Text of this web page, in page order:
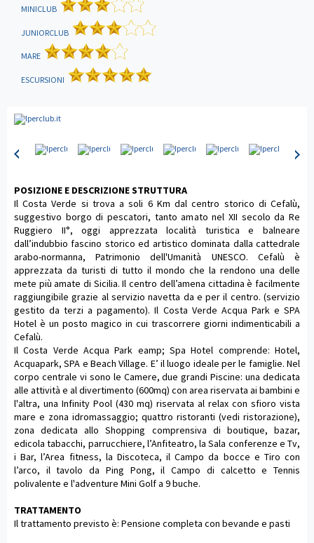
MINICLUB
JUNIORCLUB
MARE
ESCURSIONI
POSIZIONE E DESCRIZIONE STRUTTURA
Il Costa Verde si trova a soli 6 Km dal centro storico di Cefalù,
suggestivo borgo di pescatori, tanto amato nel XII secolo da Re
Ruggiero II°, oggi apprezzata località turistica e balneare
dall’indubbio fascino storico ed artistico dominata dalla cattedrale
arabo-normanna, Patrimonio dell'Umanità UNESCO. Cefalù è
apprezzata da turisti di tutto il mondo che la rendono una delle
mete più amate di Sicilia. Il centro dell’amena cittadina è facilmente
raggiungibile grazie al servizio navetta da e per il centro. (servizio
gestito da terzi a pagamento). Il Costa Verde Acqua Park e SPA
Hotel è un posto magico in cui trascorrere giorni indimenticabili a
Cefalù.
Il Costa Verde Acqua Park eamp; Spa Hotel comprende: Hotel,
Acquapark, SPA e Beach Village. E’ il luogo ideale per le famiglie. Nel
corpo centrale vi sono le Camere, due grandi Piscine: una dedicata
alle attività e al divertimento (600mq) con area riservata ai bambini e
l'altra, una Infinity Pool (430 mq) riservata al relax con sfioro vista
mare e zona idromassaggio; quattro ristoranti (vedi ristorazione),
zona dedicata allo Shopping comprensiva di boutique, bazar,
edicola tabacchi, parrucchiere, l’Anfiteatro, la Sala conferenze e Tv,
i Bar, l’Area fitness, la Discoteca, il Campo da bocce e Tiro con
l’arco, il tavolo da Ping Pong, il Campo di calcetto e Tennis
polivalente e l'adventure Mini Golf a 9 buche.
TRATTAMENTO
Il trattamento previsto è: Pensione completa con bevande e pasti